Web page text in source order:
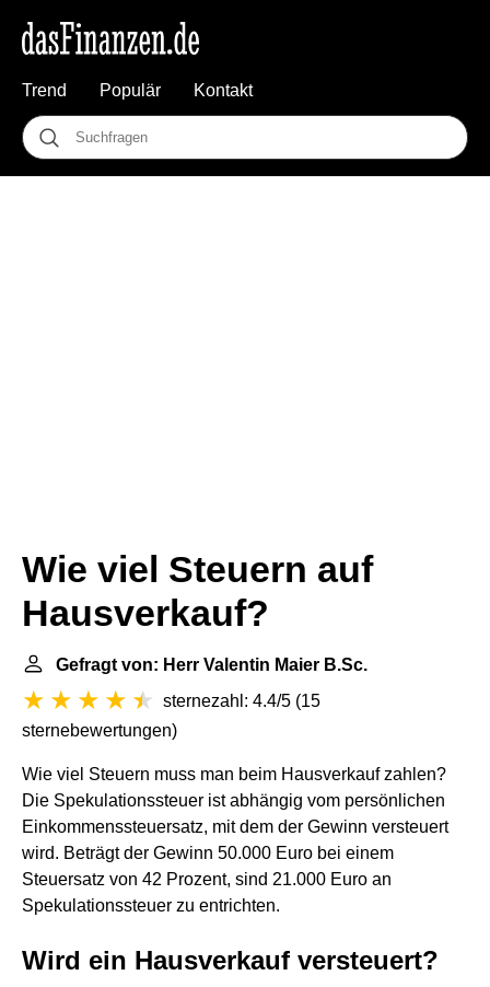
Trend Populär Kontakt
Wie viel Steuern auf
Hausverkauf?
Gefragt von: Herr Valentin Maier B.Sc.
sternezahl: 4.4/5 (15
sternebewertungen)
Wie viel Steuern muss man beim Hausverkauf zahlen?
Die Spekulationssteuer ist abhängig vom persönlichen
Einkommenssteuersatz, mit dem der Gewinn versteuert
wird. Beträgt der Gewinn 50.000 Euro bei einem
Steuersatz von 42 Prozent, sind 21.000 Euro an
Spekulationssteuer zu entrichten.
Wird ein Hausverkauf versteuert?